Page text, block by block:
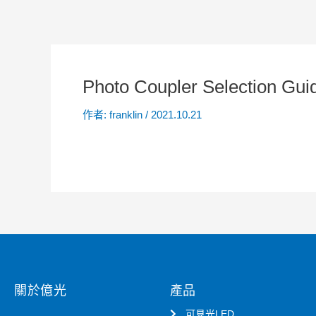
Photo Coupler Selection
作者: franklin / 2021.10.21
關於億光 產品